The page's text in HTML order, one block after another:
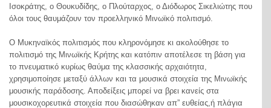
Ισοκράτης, ο Θουκυδίδης, ο Πλούταρχος, ο Διόδωρος Σικελιώτης που
όλοι τους θαυμάζουν τον προελληνικό Μινωϊκό πολιτισμό.
Ο Μυκηναϊκός πολιτισμός που κληρονόμησε κι ακολούθησε το
πολιτισμό της Μινωϊκής Κρήτης και κατόπιν αποτέλεσε τη βάση για
το πνευματικό κυρίως θαύμα της κλασσικής αρχαιότητα,
χρησιμοποίησε μεταξύ άλλων και τα μουσικά στοιχεία της Μινωϊκής
μουσικής παράδοσης. Αποδείξεις μπορεί να βρει κανείς στα
μουσικοχορευτικά στοιχεία που διασώθηκαν απ” ευθείας,ή πλάγια